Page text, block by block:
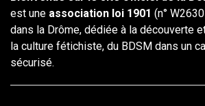
est une association loi 1901 (n°
dans la Drôme, dédiée à la découverte
la culture fétichiste, du BDSM dans un
sécurisé.